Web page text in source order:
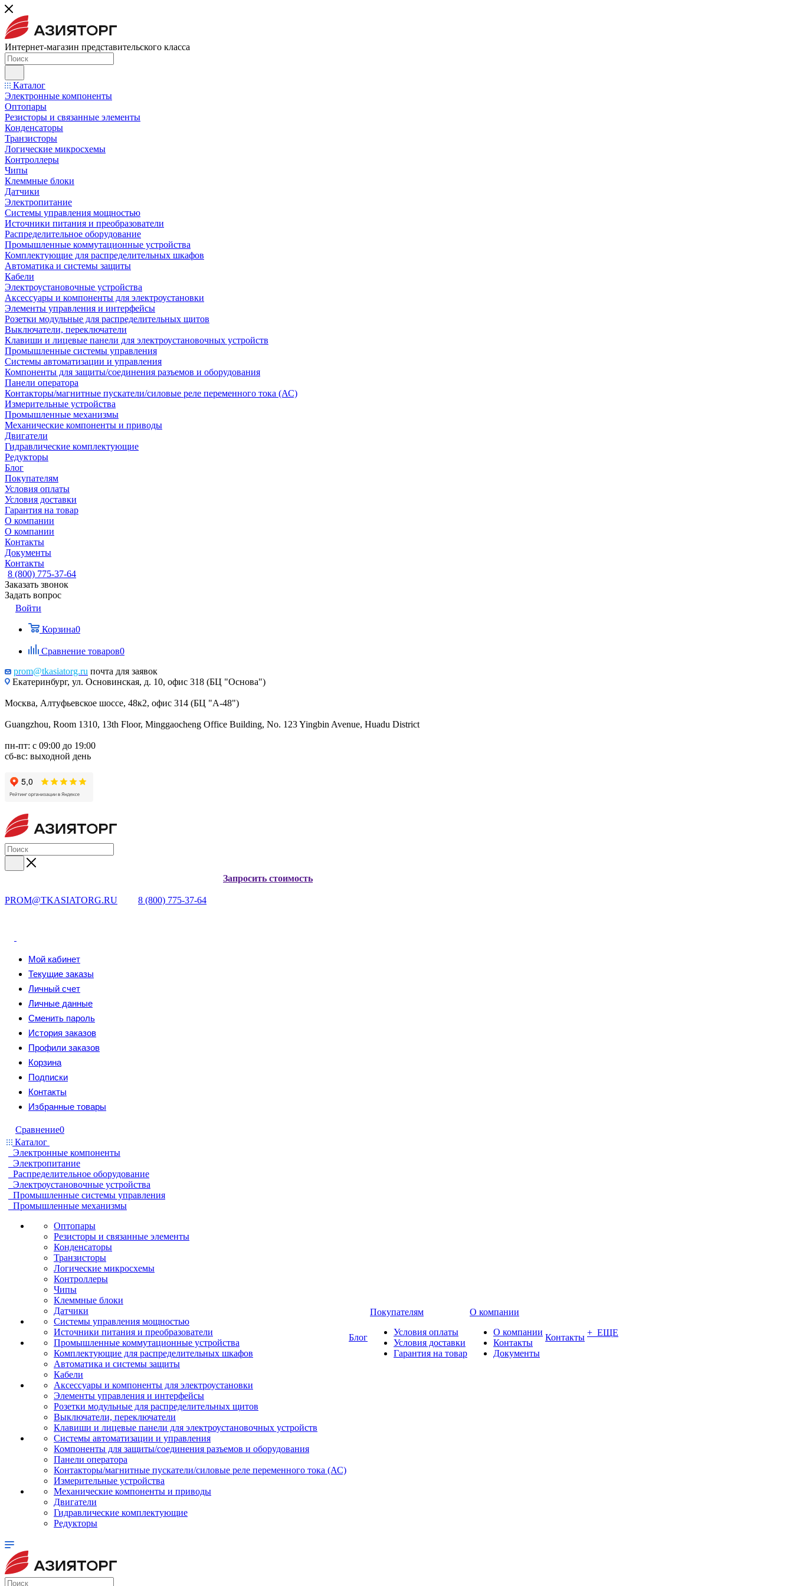
Интернет-магазин представительского класса
Каталог
Электронные компоненты
Оптопары
Резисторы и связанные элементы
Конденсаторы
Транзисторы
Логические микросхемы
Контроллеры
Чипы
Клеммные блоки
Датчики
Электропитание
Системы управления мощностью
Источники питания и преобразователи
Распределительное оборудование
Промышленные коммутационные устройства
Комплектующие для распределительных шкафов
Автоматика и системы защиты
Кабели
Электроустановочные устройства
Аксессуары и компоненты для электроустановки
Элементы управления и интерфейсы
Розетки модульные для распределительных щитов
Выключатели, переключатели
Клавиши и лицевые панели для электроустановочных устройств
Промышленные системы управления
Системы автоматизации и управления
Компоненты для защиты/соединения разъемов и оборудования
Панели оператора
Контакторы/магнитные пускатели/силовые реле переменного тока (АС)
Измерительные устройства
Промышленные механизмы
Механические компоненты и приводы
Двигатели
Гидравлические комплектующие
Редукторы
Блог
Покупателям
Условия оплаты
Условия доставки
Гарантия на товар
О компании
О компании
Контакты
Документы
Контакты
8 (800) 775-37-64
Заказать звонок
Задать вопрос
Войти
Корзина0
Сравнение товаров0
prom@tkasiatorg.ru почта для заявок
Екатеринбург, ул. Основинская, д. 10, офис 318 (БЦ "Основа")
Москва, Алтуфьевское шоссе, 48к2, офис 314 (БЦ "А-48")
Guangzhou, Room 1310, 13th Floor, Minggaocheng Office Building, No. 123 Yingbin Avenue, Huadu District
пн-пт: с 09:00 до 19:00
сб-вс: выходной день
PROM@TKASIATORG.RU 8 (800) 775-37-64
Запросить стоимость
Мой кабинет
Текущие заказы
Личный счет
Личные данные
Сменить пароль
История заказов
Профили заказов
Корзина
Подписки
Контакты
Избранные товары
Сравнение0
Каталог
Электронные компоненты
Электропитание
Распределительное оборудование
Электроустановочные устройства
Промышленные системы управления
Промышленные механизмы
Оптопары
Резисторы и связанные элементы
Конденсаторы
Транзисторы
Логические микросхемы
Контроллеры
Чипы
Клеммные блоки
Датчики
Системы управления мощностью
Источники питания и преобразователи
Промышленные коммутационные устройства
Комплектующие для распределительных шкафов
Автоматика и системы защиты
Кабели
Аксессуары и компоненты для электроустановки
Элементы управления и интерфейсы
Розетки модульные для распределительных щитов
Выключатели, переключатели
Клавиши и лицевые панели для электроустановочных устройств
Системы автоматизации и управления
Компоненты для защиты/соединения разъемов и оборудования
Панели оператора
Контакторы/магнитные пускатели/силовые реле переменного тока (АС)
Измерительные устройства
Механические компоненты и приводы
Двигатели
Гидравлические комплектующие
Редукторы
Блог
Покупателям
Условия оплаты
Условия доставки
Гарантия на товар
О компании
О компании
Контакты
Документы
Контакты + ЕЩЕ